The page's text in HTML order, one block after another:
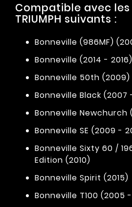
Compatible avec
TRIUMPH suivants :
Bonneville (986MF)
Bonneville (2014 - 2016)
Bonneville 50th (2009)
Bonneville Black (2007
Bonneville Newchurch
Bonneville SE (2009 -
Bonneville Sixty 60 /
Edition (2010)
Bonneville Spirit (2015)
Bonneville T100 (2005